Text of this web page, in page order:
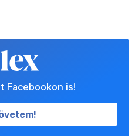
Facebookon is!